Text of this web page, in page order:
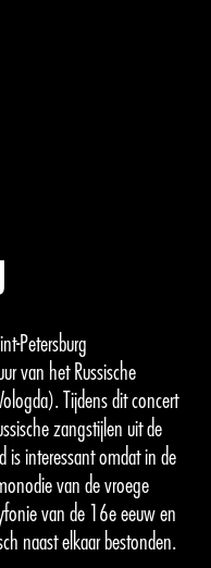
Petersburg
van het Russische
Tijdens dit concert
zangstijlen uit de
is interessant omdat in de
van de vroege
van de 16e eeuw en
naast elkaar bestonden.